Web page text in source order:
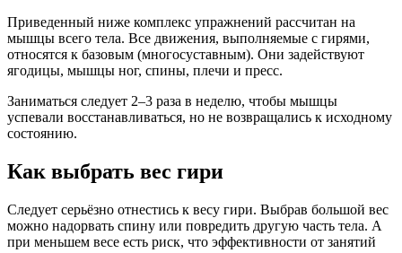
Приведенный ниже комплекс упражнений рассчитан на
мышцы всего тела. Все движения, выполняемые с гирями,
относятся к базовым (многосуставным). Они задействуют
ягодицы, мышцы ног, спины, плечи и пресс.
Заниматься следует 2–3 раза в неделю, чтобы мышцы
успевали восстанавливаться, но не возвращались к исходному
состоянию.
Как выбрать вес гири
Следует серьёзно отнестись к весу гири. Выбрав большой вес
можно надорвать спину или повредить другую часть тела. А
при меньшем весе есть риск, что эффективности от занятий